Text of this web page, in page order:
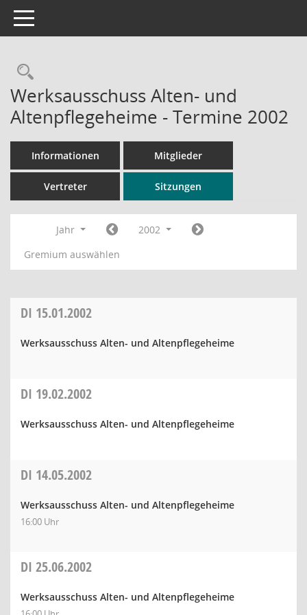
Toggle navigation
Rechercheauswahl
Werksausschuss Alten- und
Altenpflegeheime - Termine 2002
Informationen Mitglieder
Vertreter Sitzungen
Jahr
2002
Gremium auswählen
DI 15.01.2002
Werksausschuss Alten- und Altenpflegeheime
DI 19.02.2002
Werksausschuss Alten- und Altenpflegeheime
DI 14.05.2002
Werksausschuss Alten- und Altenpflegeheime
16:00 Uhr
DI 25.06.2002
Werksausschuss Alten- und Altenpflegeheime